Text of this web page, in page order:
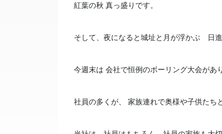
紅葉の秋 真っ盛りです。
そして、夜になると城址と月が浮かぶ 日
今週末は 会社で恒例のボーリング大会があ
社員の多くが、 家族連れで奥様や子供たち